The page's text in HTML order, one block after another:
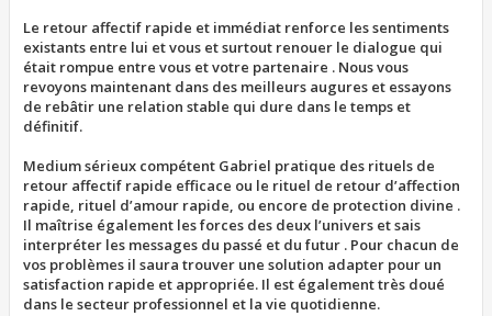
Le retour affectif rapide et immédiat renforce les sentiments
existants entre lui et vous et surtout renouer le dialogue qui
était rompue entre vous et votre partenaire . Nous vous
revoyons maintenant dans des meilleurs augures et essayons
de rebâtir une relation stable qui dure dans le temps et
définitif.
Medium sérieux compétent Gabriel pratique des rituels de
retour affectif rapide efficace ou le rituel de retour d’affection
rapide, rituel d’amour rapide, ou encore de protection divine .
Il maîtrise également les forces des deux l’univers et sais
interpréter les messages du passé et du futur . Pour chacun de
vos problèmes il saura trouver une solution adapter pour un
satisfaction rapide et appropriée. Il est également très doué
dans le secteur professionnel et la vie quotidienne.